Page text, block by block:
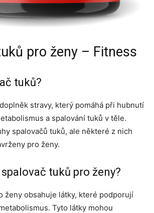
pro ženy – Fitness
tuků?
stravy, který pomáhá při hubnutí
a spalování tuků v těle.
spalovačů tuků, ale některé z nich
pro ženy.
tuků pro ženy?
ženy obsahuje látky, které podporují
Tyto látky mohou